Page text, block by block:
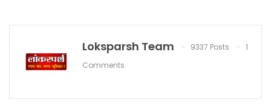
Loksparsh Team 9337 Posts
1
Comments